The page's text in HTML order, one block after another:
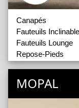
Canapés
Fauteuils
Fauteuils Lounge
Repose-Pieds
Accessoires
MOPAL